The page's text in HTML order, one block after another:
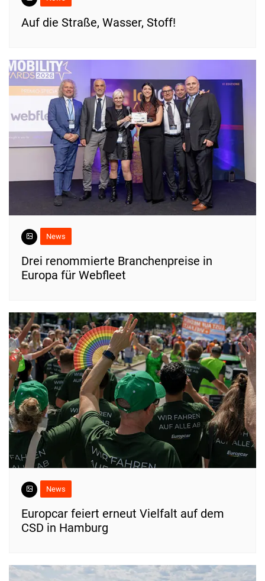
​Auf die Straße, Wasser, Stoff!
News
Drei renommierte Branchenpreise in
Europa für Webfleet
News
Europcar feiert erneut Vielfalt auf dem
CSD in Hamburg